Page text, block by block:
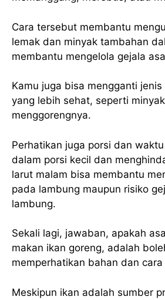
Cara tersebut membantu
lemak dan minyak tambahan
membantu mengelola gejala
Kamu juga bisa mengganti
yang lebih sehat, seperti
menggorengnya.
Perhatikan juga porsi dan
dalam porsi kecil dan
larut malam bisa membantu
pada lambung maupun risiko
lambung.
Sekali lagi, jawaban, apakah
makan ikan goreng, adalah
memperhatikan bahan dan
Meskipun ikan adalah sumber